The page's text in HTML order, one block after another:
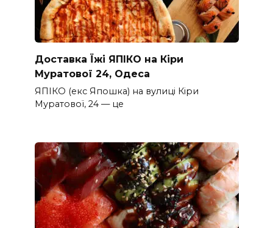
Доставка Їжі ЯПІКО на Кіри
Муратової 24, Одеса
ЯПІКО (екс Япошка) на вулиці Кіри
Муратової, 24 — це